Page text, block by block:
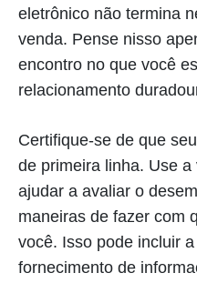
eletrônico não termina
venda. Pense nisso
encontro no que você
relacionamento
Certifique-se de que
de primeira linha. Use
ajudar a avaliar o
maneiras de fazer com
você. Isso pode incluir
fornecimento de